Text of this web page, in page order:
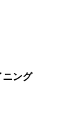
ニング